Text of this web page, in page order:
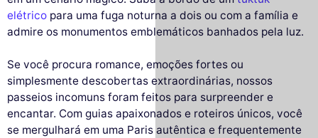
elétrico para uma fuga noturna a dois ou com a família e
admire os monumentos emblemáticos banhados pela luz.
Se você procura romance, emoções fortes ou
simplesmente descobertas extraordinárias, nossos
passeios incomuns foram feitos para surpreender e
encantar. Com guias apaixonados e roteiros únicos, você
se mergulhará em uma Paris autêntica e frequentemente